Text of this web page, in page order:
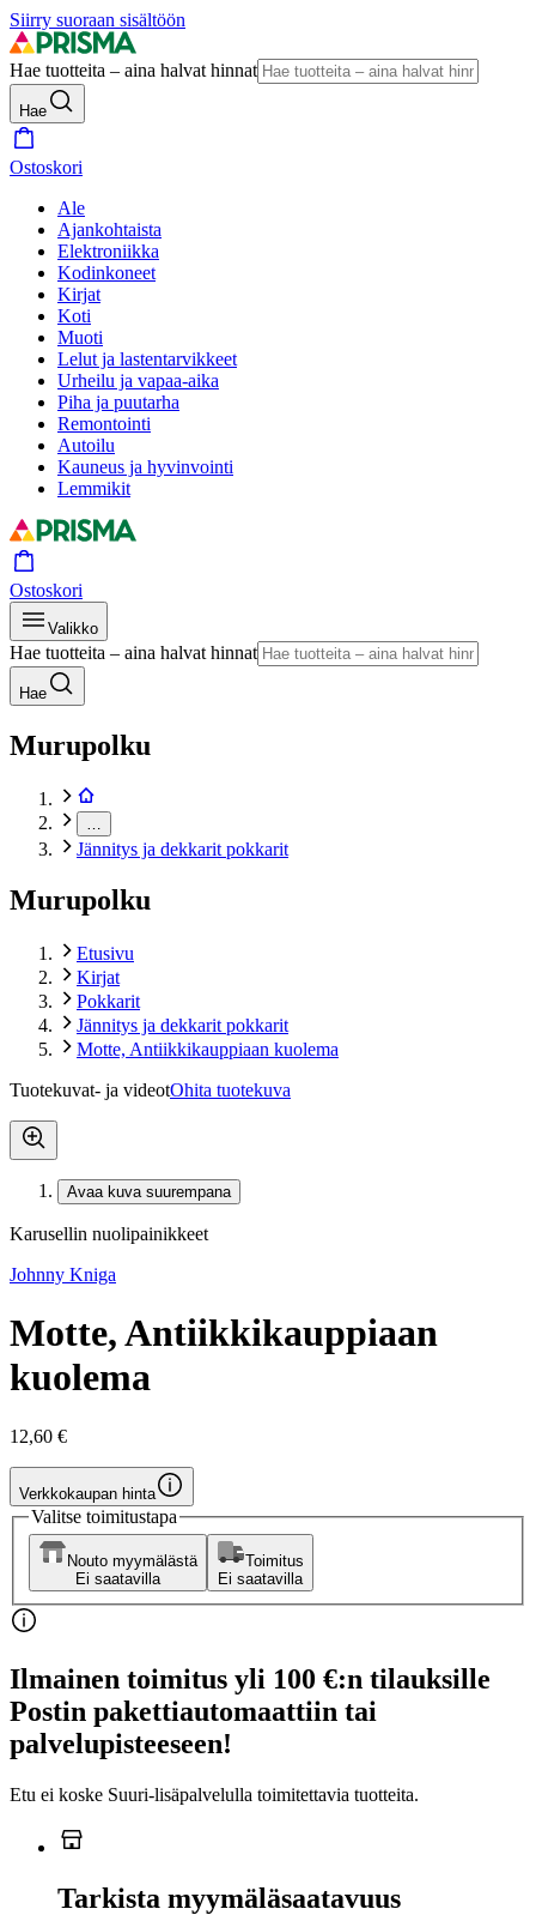
Siirry suoraan sisältöön
Hae tuotteita – aina halvat hinnat
Hae
Ostoskori
Ale
Ajankohtaista
Elektroniikka
Kodinkoneet
Kirjat
Koti
Muoti
Lelut ja lastentarvikkeet
Urheilu ja vapaa-aika
Piha ja puutarha
Remontointi
Autoilu
Kauneus ja hyvinvointi
Lemmikit
Ostoskori
Valikko
Hae tuotteita – aina halvat hinnat
Hae
Murupolku
Jännitys ja dekkarit pokkarit
Murupolku
Etusivu
Kirjat
Pokkarit
Jännitys ja dekkarit pokkarit
Motte, Antiikkikauppiaan kuolema
Tuotekuvat- ja videotOhita tuotekuva
Avaa kuva suurempana
Karusellin nuolipainikkeet
Johnny Kniga
Motte, Antiikkikauppiaan
kuolema
12,60 €
Verkkokaupan hinta
Valitse toimitustapa
Nouto myymälästä
Ei saatavilla
Toimitus
Ei saatavilla
Ilmainen toimitus yli 100 €:n tilauksille
Postin pakettiautomaattiin tai
palvelupisteeseen!
Etu ei koske Suuri‑lisäpalvelulla toimitettavia tuotteita.
Tarkista myymäläsaatavuus